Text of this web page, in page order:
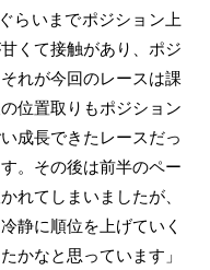
らいまでポジション上
くて接触があり、ポジ
れが今回のレースは課
位置取りもポジション
成長できたレースだっ
。その後は前半のペー
れてしまいましたが、
静に順位を上げていく
かなと思っています」